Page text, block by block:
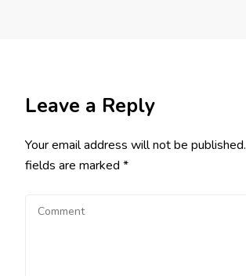
Leave a Reply
Your email address will not be published.
fields are marked *